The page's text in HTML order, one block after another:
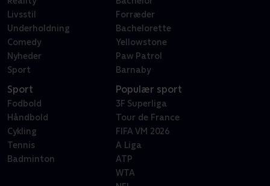
Livsstil
Underholdning
Comedy
Nyheder
Sport
Forræder
Bachelorette
Yellowstone
Paw Patrol
Barnaby
Sport
Fodbold
Håndbold
Cykling
Tennis
Badminton
Populær sport
3F Superliga
Tour de France
FIFA VM 2026
A Liga
ATP
WTA